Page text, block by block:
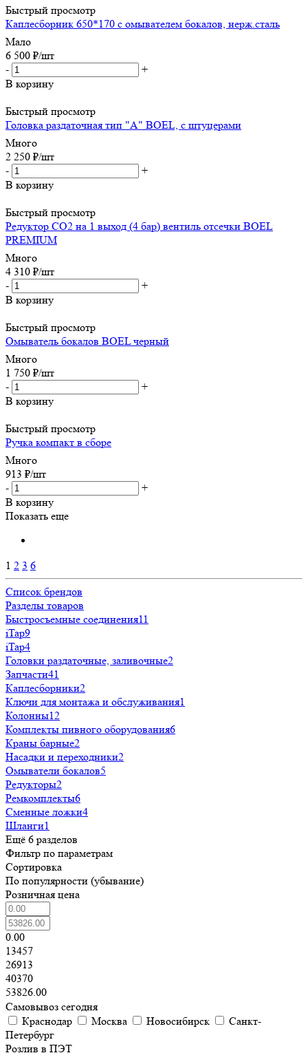
Быстрый просмотр
Каплесборник 650*170 с омывателем бокалов, нерж.сталь
Мало
6 500 ₽/шт
-
+
В корзину
Быстрый просмотр
Головка раздаточная тип "А" BOEL, с штуцерами
Много
2 250 ₽/шт
-
+
В корзину
Быстрый просмотр
Редуктор CO2 на 1 выход (4 бар) вентиль отсечки BOEL
PREMIUM
Много
4 310 ₽/шт
-
+
В корзину
Быстрый просмотр
Омыватель бокалов BOEL черный
Много
1 750 ₽/шт
-
+
В корзину
Быстрый просмотр
Ручка компакт в сборе
Много
913 ₽/шт
-
+
В корзину
Показать еще
1 2 3 6
Список брендов
Разделы товаров
Быстросъемные соединения11
iTap9
iTap4
Головки раздаточные, заливочные2
Запчасти41
Каплесборники2
Ключи для монтажа и обслуживания1
Колонны12
Комплекты пивного оборудования6
Краны барные2
Насадки и переходники2
Омыватели бокалов5
Редукторы2
Ремкомплекты6
Сменные ложки4
Шланги1
Ещё 6 разделов
Фильтр по параметрам
Сортировка
По популярности (убывание)
Розничная цена
0.00
13457
26913
40370
53826.00
Самовывоз сегодня
Краснодар
Москва Новосибирск
Санкт-
Петербург
Розлив в ПЭТ